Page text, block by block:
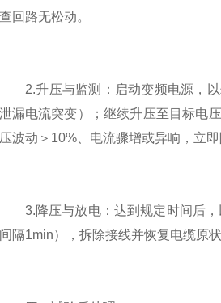
查回路无松动。
2.升压与监测：启动变频电源，以
泄漏电流突变）；继续升压至目标电
压波动＞10%、电流骤增或异响，立即
3.降压与放电：达到规定时间后，
间隔1min），拆除接线并恢复电缆原状